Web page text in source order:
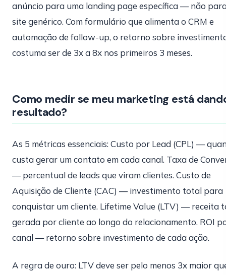
anúncio para uma landing page específica — não
site genérico. Com formulário que alimenta o CRM e
automação de follow-up, o retorno sobre
costuma ser de 3x a 8x nos primeiros 3 meses.
Como medir se meu marketing está
resultado?
As 5 métricas essenciais: Custo por Lead (CPL) —
custa gerar um contato em cada canal. Taxa de
— percentual de leads que viram clientes. Custo de
Aquisição de Cliente (CAC) — investimento total para
conquistar um cliente. Lifetime Value (LTV) — receita
gerada por cliente ao longo do relacionamento. ROI
canal — retorno sobre investimento de cada ação.
A regra de ouro: LTV deve ser pelo menos 3x maior